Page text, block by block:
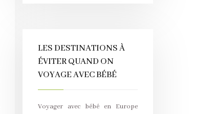
LES DESTINATIONS À
ÉVITER QUAND ON
VOYAGE AVEC BÉBÉ
Voyager avec bébé en Europe